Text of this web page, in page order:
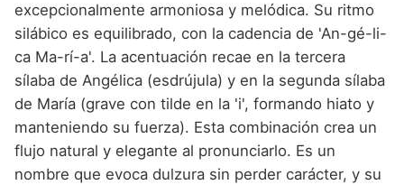
excepcionalmente armoniosa y melódica. Su ritmo
silábico es equilibrado, con la cadencia de 'An-gé-li-
ca Ma-rí-a'. La acentuación recae en la tercera
sílaba de Angélica (esdrújula) y en la segunda sílaba
de María (grave con tilde en la 'i', formando hiato y
manteniendo su fuerza). Esta combinación crea un
flujo natural y elegante al pronunciarlo. Es un
nombre que evoca dulzura sin perder carácter, y su